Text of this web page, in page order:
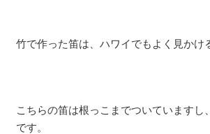
竹で作った笛は、ハワイでもよく見かけ
こちらの笛は根っこまでついていますし
です。